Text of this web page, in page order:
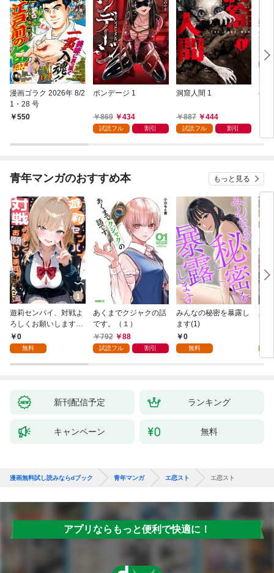
漫画ゴラク 2026年 8/2
1・28 号
550
ボンデージ 1
869 434
試読フル 割引
洞窟人間 1
887 444
試読フル 割引
ほ
青年マンガのおすすめ本 もっと見る
遊莉センパイ、対戦よ
ろしくお願いします。
1 0
無料
あくまでクジャクの話
です。（１）
792
88
試読フル 割引
みんなの秘密を暴露し
ます(1)
0
無料
異
新刊配信予定 ランキング
キャンペーン 無料
漫画無料試し読みならdブック 青年マンガ エ恋スト エ恋スト
アプリならもっと便利で快適に！